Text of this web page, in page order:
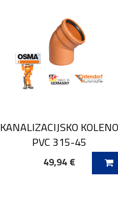
KANALIZACIJSKO KOLENO
PVC 315-45
49,94 €
DODAJ V KOŠARICO